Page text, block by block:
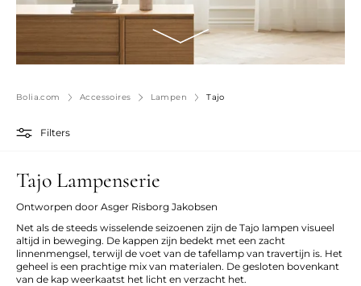
Bolia.com Accessoires Lampen Tajo
Filters
Tajo Lampenserie
Ontworpen door Asger Risborg Jakobsen
Net als de steeds wisselende seizoenen zijn de Tajo lampen visueel
altijd in beweging. De kappen zijn bedekt met een zacht
linnenmengsel, terwijl de voet van de tafellamp van travertijn is. Het
geheel is een prachtige mix van materialen. De gesloten bovenkant
van de kap weerkaatst het licht en verzacht het.